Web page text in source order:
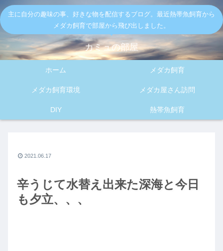
主に自分の趣味の事、好きな物を配信するブログ。最近熱帯魚飼育から
メダカ飼育で部屋から飛び出しました。
カミュの部屋
ホーム メダカ飼育
メダカ飼育環境 メダカ屋さん訪問
DIY 熱帯魚飼育
辛うじて水替え出来た深海と今日
も夕立、、、
2021.06.17